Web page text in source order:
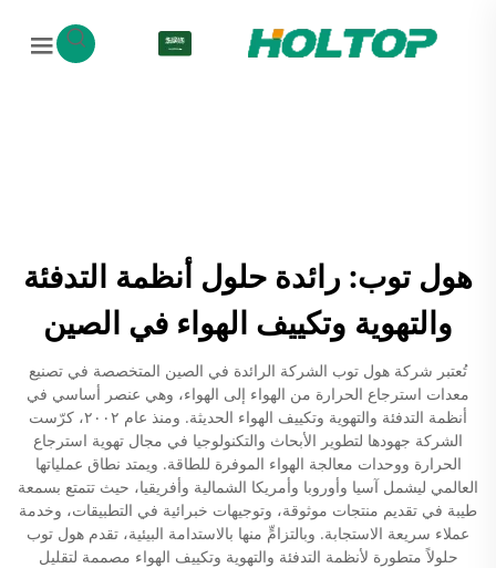
هول توب: رائدة حلول أنظمة التدفئة
والتهوية وتكييف الهواء في الصين
تُعتبر شركة هول توب الشركة الرائدة في الصين المتخصصة في تصنيع
معدات استرجاع الحرارة من الهواء إلى الهواء، وهي عنصر أساسي في
أنظمة التدفئة والتهوية وتكييف الهواء الحديثة. ومنذ عام ٢٠٠٢، كرّست
الشركة جهودها لتطوير الأبحاث والتكنولوجيا في مجال تهوية استرجاع
الحرارة ووحدات معالجة الهواء الموفرة للطاقة. ويمتد نطاق عملياتها
العالمي ليشمل آسيا وأوروبا وأمريكا الشمالية وأفريقيا، حيث تتمتع بسمعة
طيبة في تقديم منتجات موثوقة، وتوجيهات خبرائية في التطبيقات، وخدمة
عملاء سريعة الاستجابة. وبالتزامٍّ منها بالاستدامة البيئية، تقدم هول توب
حلولاً متطورة لأنظمة التدفئة والتهوية وتكييف الهواء مصممة لتقليل